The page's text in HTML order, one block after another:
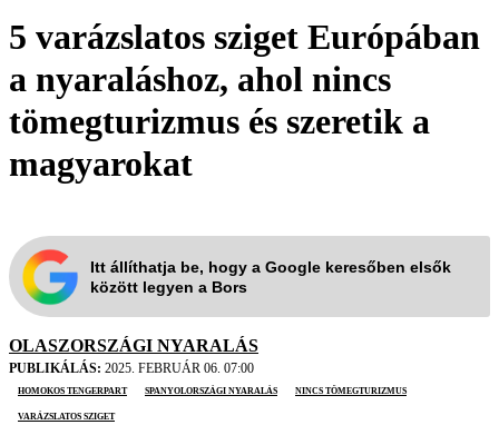
5 varázslatos sziget Európában
a nyaraláshoz, ahol nincs
tömegturizmus és szeretik a
magyarokat
Itt állíthatja be, hogy a Google keresőben elsők
között legyen a Bors
OLASZORSZÁGI NYARALÁS
PUBLIKÁLÁS: 2025. FEBRUÁR 06. 07:00
homokos tengerpart
spanyolországi nyaralás
nincs tömegturizmus
varázslatos sziget